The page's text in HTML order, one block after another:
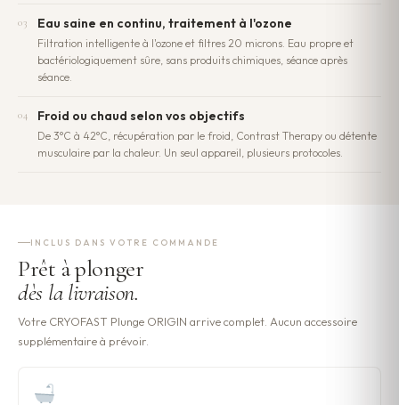
03 Eau saine en continu, traitement à l'ozone
Filtration intelligente à l'ozone et filtres 20 microns. Eau propre et
bactériologiquement sûre, sans produits chimiques, séance après
séance.
04 Froid ou chaud selon vos objectifs
De 3°C à 42°C, récupération par le froid, Contrast Therapy ou détente
musculaire par la chaleur. Un seul appareil, plusieurs protocoles.
INCLUS DANS VOTRE COMMANDE
Prêt à plonger
dès la livraison.
Votre CRYOFAST Plunge ORIGIN arrive complet. Aucun accessoire
supplémentaire à prévoir.